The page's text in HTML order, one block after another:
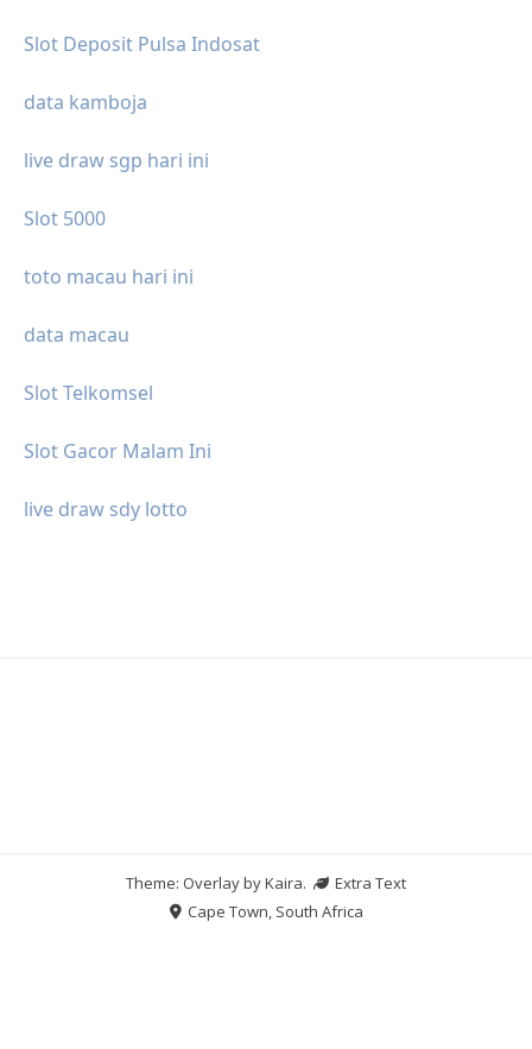
Slot Deposit Pulsa Indosat
data kamboja
live draw sgp hari ini
Slot 5000
toto macau hari ini
data macau
Slot Telkomsel
Slot Gacor Malam Ini
live draw sdy lotto
Theme: Overlay byKaira.
Extra Text
Cape Town, South Africa